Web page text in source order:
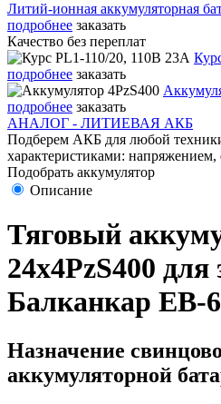
Литий-ионная аккумуляторная
подробнее заказать
Качество без переплат
подробнее заказать
подробнее заказать
АНАЛОГ - ЛИТИЕВАЯ АКБ
Подберем АКБ для любой
характеристиками: напряжением,
Подобрать аккумулятор
Описание
Тяговый
24х4PzS400
Балканкар ЕВ-
Назначение
аккумуляторной